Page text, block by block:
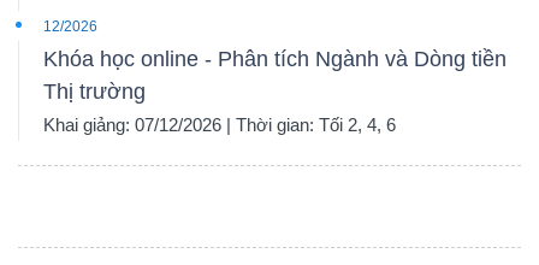
12/2026
Khóa học online - Phân tích Ngành và Dòng tiền
Thị trường
Khai giảng: 07/12/2026 | Thời gian: Tối 2, 4, 6